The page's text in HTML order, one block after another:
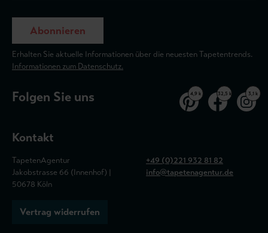
Abonnieren
Erhalten Sie aktuelle Informationen über die neuesten Tapetentrends.
Informationen zum Datenschutz.
Folgen Sie uns 4,9 k 32,5 k 3,1 k
Kontakt
TapetenAgentur
Jakobstrasse 66 (Innenhof) |
50678 Köln
+49 (0)221 932 81 82
info@tapetenagentur.de
Vertrag widerrufen